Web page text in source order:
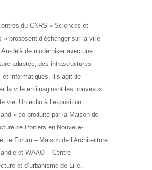
du CNRS « Sciences et
» proposent d’échanger sur la ville
Au-delà de moderniser avec une
adaptée, des infrastructures
et informatiques, il s’agit de
la ville en imaginant les nouveaux
vie. Un écho à l’exposition
» co-produite par la Maison de
de Poitiers en Nouvelle-
le Forum – Maison de l’Architecture
et WAAO – Centre
et d’urbanisme de Lille.